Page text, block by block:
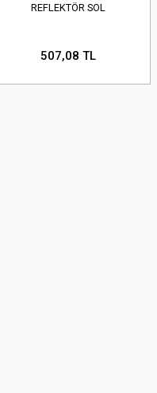
REFLEKTÖR SOL
507,08 TL